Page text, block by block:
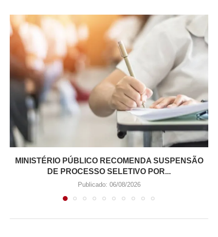
MINISTÉRIO PÚBLICO RECOMENDA SUSPENSÃO
DE PROCESSO SELETIVO POR...
Publicado: 06/08/2026